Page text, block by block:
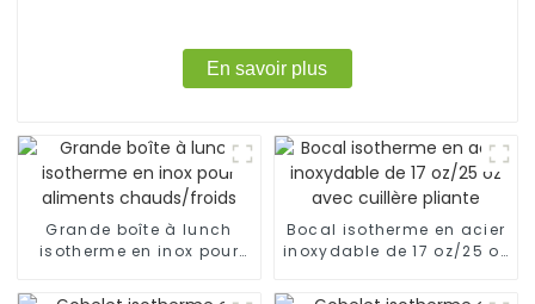
En savoir plus
Grande boîte à lunch
isotherme en inox pour
Bocal isotherme en acier
inoxydable de 17 oz/25 oz